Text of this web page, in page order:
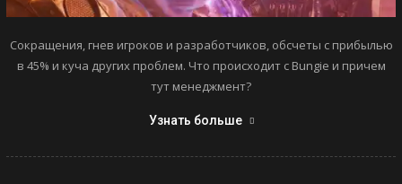
Сокращения, гнев игроков и разработчиков, обсчеты с прибылью
в 45% и куча других проблем. Что происходит с Bungie и причем
тут менеджмент?
Узнать больше